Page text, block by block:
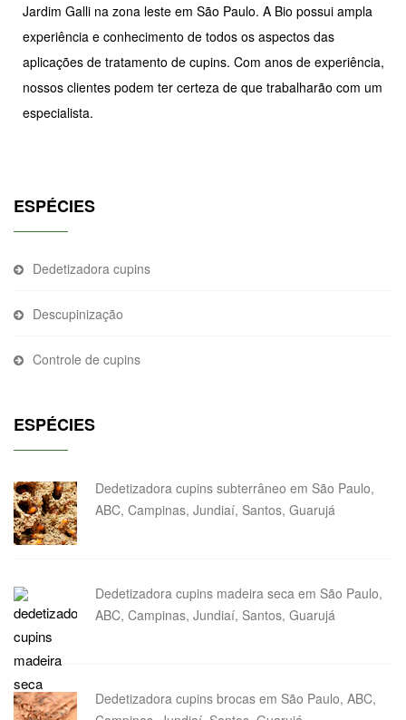
Jardim Galli na zona leste em São Paulo. A Bio possui ampla
experiência e conhecimento de todos os aspectos das
aplicações de tratamento de cupins. Com anos de experiência,
nossos clientes podem ter certeza de que trabalharão com um
especialista.
ESPÉCIES
Dedetizadora cupins
Descupinização
Controle de cupins
ESPÉCIES
Dedetizadora cupins subterrâneo em São Paulo,
ABC, Campinas, Jundiaí, Santos, Guarujá
Dedetizadora cupins madeira seca em São Paulo,
ABC, Campinas, Jundiaí, Santos, Guarujá
Dedetizadora cupins brocas em São Paulo, ABC,